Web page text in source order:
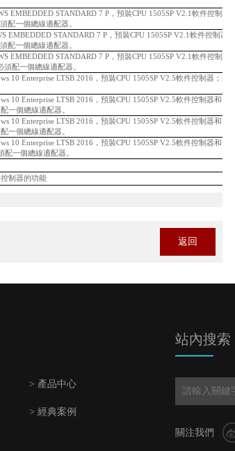
EMBEDDED STANDARD 7 P，預裝CPU 1505SP V2.1軟件控制器和
配一個總線適配器。
EMBEDDED STANDARD 7 P，預裝CPU 1505SP V2.1軟件控制器和
配一個總線適配器。
EMBEDDED STANDARD 7 P，預裝CPU 1505SP V2.1軟件控制器和
須配一個總線適配器。
10 Enterprise LTSB 2016，預裝CPU 1505SP V2.5軟件控制器；
10 Enterprise LTSB 2016，預裝CPU 1505SP V2.5軟件控制器和
一個總線適配器。
10 Enterprise LTSB 2016，預裝CPU 1505SP V2.5軟件控制器和
一個總線適配器。
10 Enterprise LTSB 2016，預裝CPU 1505SP V2.5軟件控制器和
配一個總線適配器。
制器的功能
返回
> 產品中心
> 經典案例
站內搜索
關注我們